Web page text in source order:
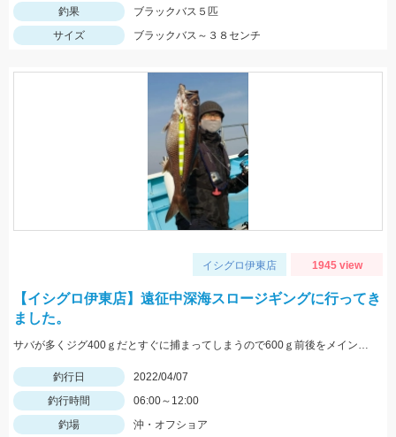
釣果
ブラックバス５匹
サイズ
ブラックバス～３８センチ
イシグロ伊東店 1945 view
【イシグロ伊東店】遠征中深海スロージギングに行ってき
ました。
サバが多くジグ400ｇだとすぐに捕まってしまうので600ｇ前後をメインに使いました。
釣行日
2022/04/07
釣行時間
06:00～12:00
釣場
沖・オフショア